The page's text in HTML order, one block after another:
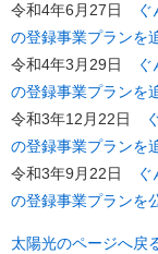
​令和4年6月27日
の登録事業プランを
令和4年3月29日
の登録事業プランを
令和3年12月22日
の登録事業プランを
令和3年9月22日
の登録事業プランを
太陽光のページへ戻